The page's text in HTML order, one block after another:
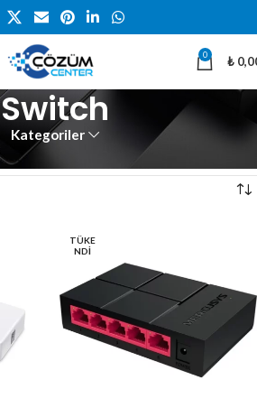
0 ₺
Switch
Kategoriler
9 sonucun tümü gösteriliyor
TÜKE
NDI